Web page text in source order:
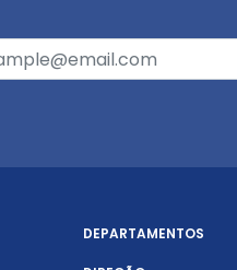
DEPARTAMENTOS